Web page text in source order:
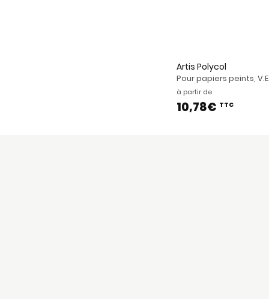
Artis Polycol
Pour papiers peints,
à partir de
10,78€ TTC